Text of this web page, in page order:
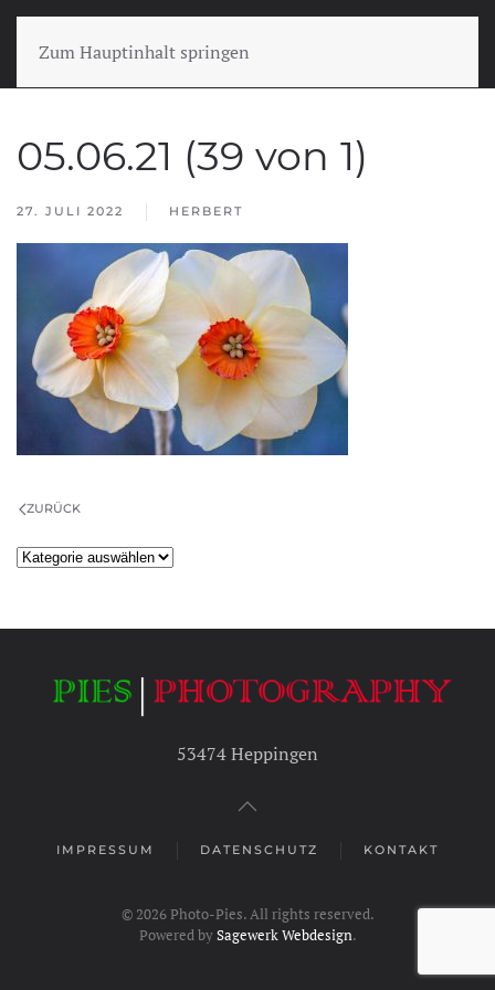
Zum Hauptinhalt springen
05.06.21 (39 von 1)
27. JULI 2022 HERBERT
ZURÜCK
Kategorien
53474 Heppingen
IMPRESSUM DATENSCHUTZ KONTAKT
© 2026Photo-Pies. All rights reserved.
Powered bySagewerk Webdesign.